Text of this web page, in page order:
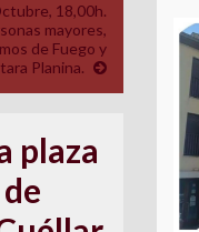
18,00h.
mayores,
de Fuego y
Planina.
plaza